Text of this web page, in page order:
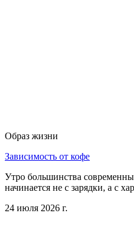
Образ жизни
Зависимость от кофе
Утро большинства
начинается не с зарядки, а с
24 июля 2026 г.